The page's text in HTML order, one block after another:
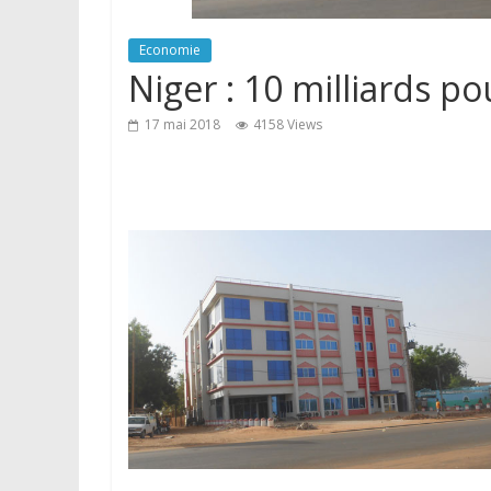
Economie
Niger : 10 milliards
17 mai 2018 4158 Views